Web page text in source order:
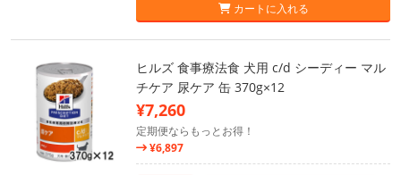
カートに入れる
ヒルズ 食事療法食 犬用 c/d シーディー マル
チケア 尿ケア 缶 370g×12
¥7,260
定期便ならもっとお得！
¥6,897